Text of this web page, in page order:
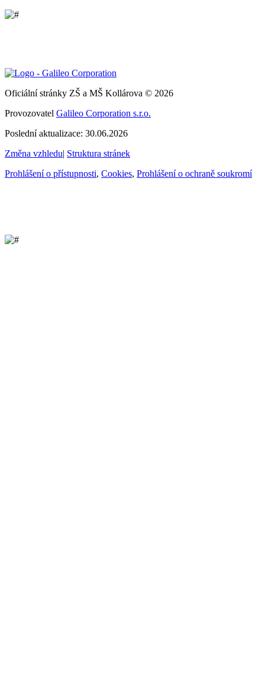
Oficiální stránky ZŠ a MŠ Kollárova © 2026
Provozovatel Galileo Corporation s.r.o.
Poslední aktualizace: 30.06.2026
Změna vzhledu Struktura stránek
Prohlášení o přístupnosti, Cookies, Prohlášení o ochraně soukromí